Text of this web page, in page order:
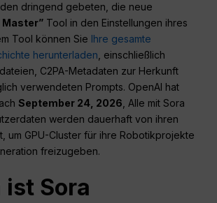
dringend gebeten, die neue
Master” Tool in den Einstellungen ihres
Tool können Sie Ihre gesamte
herunterladen , einschließlich
C2PA-Metadaten zur Herkunft
verwendeten Prompts. OpenAI hat
September 24, 2026 , Alle mit Sora
werden dauerhaft von ihren
um GPU-Cluster für ihre Robotikprojekte
freizugeben.
ist Sora